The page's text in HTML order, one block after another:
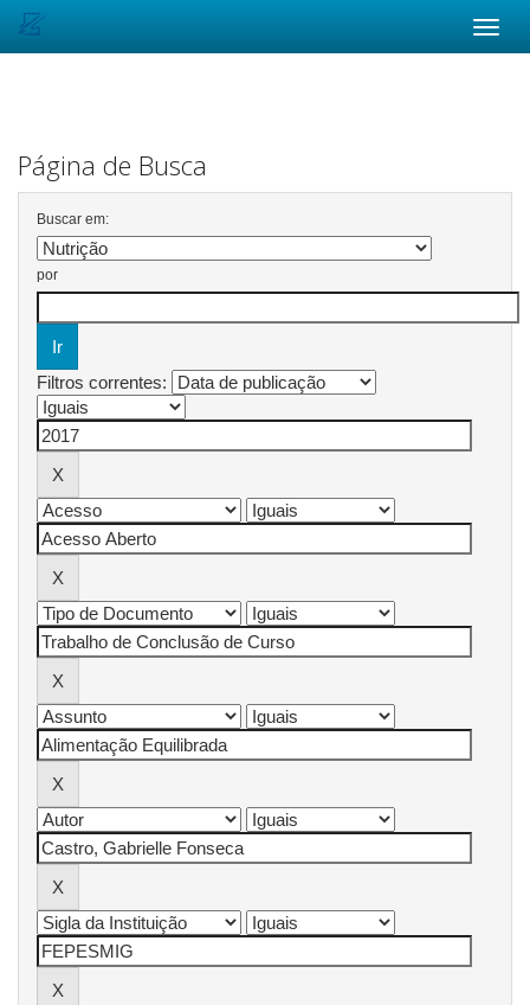
Página de Busca
Buscar em:
por
Filtros correntes: